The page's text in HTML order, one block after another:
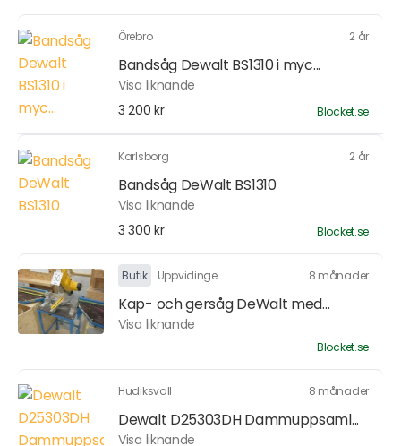
Örebro 2 år
Bandsåg Dewalt BS1310 i myc...
Visa liknande
3 200 kr
Blocket.se
Karlsborg 2 år
Bandsåg DeWalt BS1310
Visa liknande
3 300 kr
Blocket.se
Butik Uppvidinge 8 månader
Kap- och gersåg DeWalt med...
Visa liknande
Blocket.se
Hudiksvall 8 månader
Dewalt D25303DH Dammuppsaml...
Visa liknande